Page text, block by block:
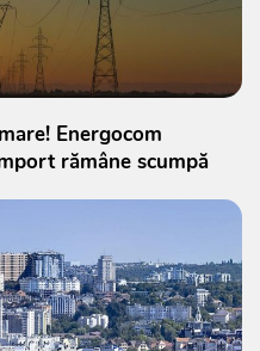
Energocom
rămâne scumpă